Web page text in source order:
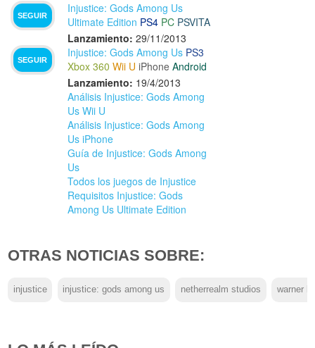
SEGUIR
Injustice: Gods Among Us
Ultimate Edition PS4 PC PSVITA
Lanzamiento: 29/11/2013
SEGUIR
Injustice: Gods Among Us PS3
Xbox 360 Wii U iPhone Android
Lanzamiento: 19/4/2013
Análisis Injustice: Gods Among
Us Wii U
Análisis Injustice: Gods Among
Us iPhone
Guía de Injustice: Gods Among
Us
Todos los juegos de Injustice
Requisitos Injustice: Gods
Among Us Ultimate Edition
OTRAS NOTICIAS SOBRE:
injustice injustice: gods among us netherrealm studios warner